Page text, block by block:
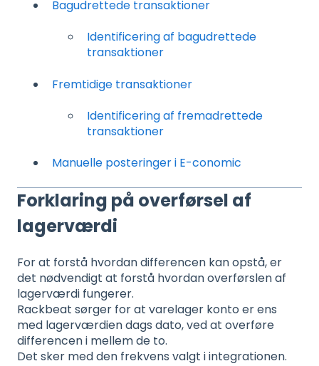
Bagudrettede transaktioner
Identificering af bagudrettede
transaktioner
Fremtidige transaktioner
Identificering af fremadrettede
transaktioner
Manuelle posteringer i E-conomic
Forklaring på overførsel af
lagerværdi
For at forstå hvordan differencen kan opstå, er
det nødvendigt at forstå hvordan overførslen af
lagerværdi fungerer.
Rackbeat sørger for at varelager konto er ens
med lagerværdien dags dato, ved at overføre
differencen i mellem de to.
Det sker med den frekvens valgt i integrationen.